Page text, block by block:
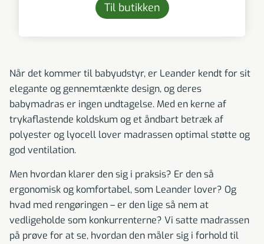
Til butikken
Når det kommer til babyudstyr, er Leander kendt for sit
elegante og gennemtænkte design, og deres
babymadras er ingen undtagelse. Med en kerne af
trykaflastende koldskum og et åndbart betræk af
polyester og lyocell lover madrassen optimal støtte og
god ventilation.
Men hvordan klarer den sig i praksis? Er den så
ergonomisk og komfortabel, som Leander lover? Og
hvad med rengøringen – er den lige så nem at
vedligeholde som konkurrenterne? Vi satte madrassen
på prøve for at se, hvordan den måler sig i forhold til